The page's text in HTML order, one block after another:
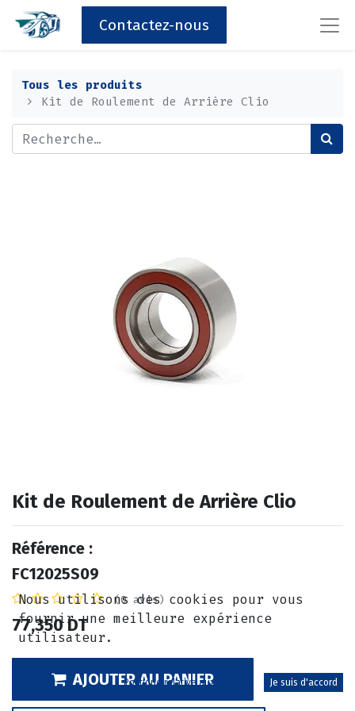
Contactez-nous
Tous les produits
Kit de Roulement de Arrière Clio
Kit de Roulement de Arrière Clio
Référence :
FC12025S09
(0 avis)
77,350DT
AJOUTER AU PANIER
Nous utilisons des cookies pour vous
fournir une meilleure expérience
utilisateur.
Politique relative aux cookies Je suis d'accord